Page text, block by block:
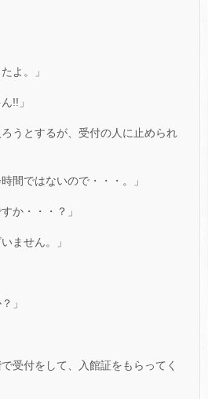
よ。」
!!」
うとするが、受付の人に止められ
間ではないので・・・。」
か・・・？」
ません。」
」
受付をして、入館証をもらってく